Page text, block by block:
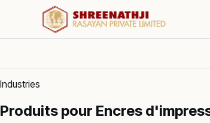
Industries
Produits pour Encres